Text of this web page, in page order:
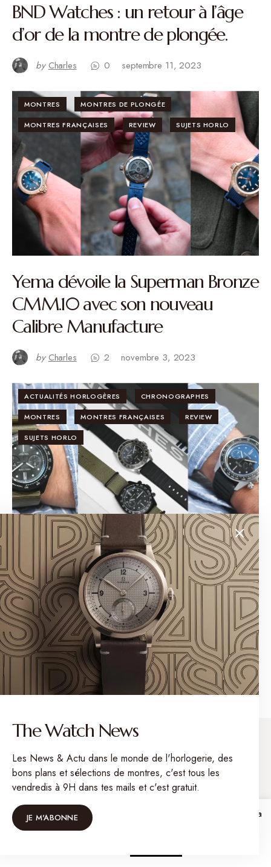
BND Watches : un retour à l’âge
d’or de la montre de plongée.
by Charles 0 septembre 11, 2023
MONTRES MONTRES DE PLONGÉE
MONTRES FRANÇAISES REVIEW SUJETS HORLO
Yema dévoile la Superman Bronze
CMM.10 avec son nouveau
Calibre Manufacture
by Charles 2 novembre 3, 2023
ACTUALITÉS HORLOGÈRES CHRONOGRAPHES
MONTRES MONTRES FRANÇAISES REVIEW
SUJETS HORLO
Neotype LM02 TYPE C : un
chronographe pour faire face à
l’épreuve du temps avec style !
by Charles 0 juillet 29, 2024
Pour ne rien rater
Venez me suivre sur Instagram
On est bien !
The Watch News
Les News & Actu dans le monde de l'horlogerie, des
bons plans et sélections de montres, c'est tous les
vendredis à 9H dans tes mails et c'est gratuit.
JE M'ABONNE
Sur Mon Petit Horloger, j'utilise des cookies pour vous garantir la
meilleure expérience possible. Ok pour vous ?